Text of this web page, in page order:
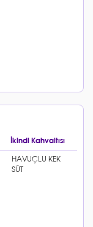
İkindi Kahvaltısı